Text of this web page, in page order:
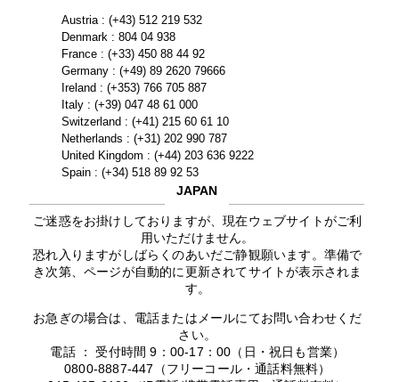
Austria : (+43) 512 219 532
Denmark : 804 04 938
France : (+33) 450 88 44 92
Germany : (+49) 89 2620 79666
Ireland : (+353) 766 705 887
Italy : (+39) 047 48 61 000
Switzerland : (+41) 215 60 61 10
Netherlands : (+31) 202 990 787
United Kingdom : (+44) 203 636 9222
Spain : (+34) 518 89 92 53
JAPAN
ご迷惑をお掛けしておりますが、現在ウェブサイトがご利
用いただけません。
恐れ入りますがしばらくのあいだご静観願います。準備で
き次第、ページが自動的に更新されてサイトが表示されま
す。
お急ぎの場合は、電話またはメールにてお問い合わせくだ
さい。
電話 ： 受付時間 9：00-17：00（日・祝日も営業）
0800-8887-447（フリーコール・通話料無料）